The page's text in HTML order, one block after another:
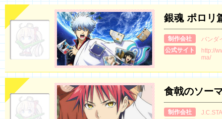
銀魂 ポロリ
制作会社
バンダ
公式サイト
http://
ma/
食戟のソー
制作会社